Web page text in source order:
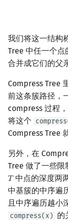
我们将这一结构
Tree 中任一个点
合并成它们的父
Compress Tree
前这条簇路径，
compress 过程
将这个
Compress Tree
另外，在
Tree 做了一些限
𝑇
T 中点的深度两
中基簇的中序遍
且中序遍历越小
compress(x) 的